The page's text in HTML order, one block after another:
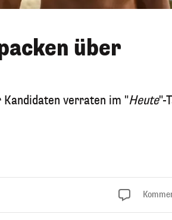
über
Kandidaten verraten im "Heute"-